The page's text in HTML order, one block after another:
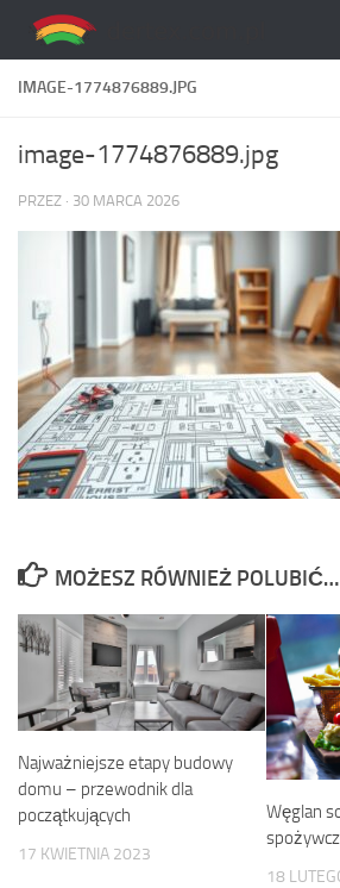
Skip to content
IMAGE-1774876889.JPG
image-1774876889.jpg
PRZEZ · 30 MARCA 2026
MOŻESZ RÓWNIEŻ POLUBIĆ…
Najważniejsze etapy budowy
domu – przewodnik dla
początkujących
17 KWIETNIA 2023
Węglan
18